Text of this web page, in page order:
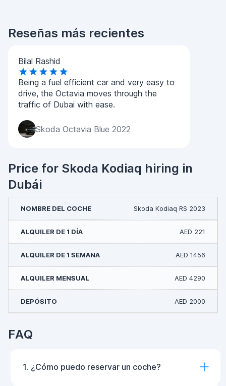
Reseñas más recientes
Bilal Rashid
Being a fuel efficient car and very easy to
drive, the Octavia moves through the
traffic of Dubai with ease.
Skoda Octavia Blue 2022
Price for Skoda Kodiaq hiring in
Dubái
Skoda Kodiaq RS 2023
AED 221
AED 1456
AED 4290
AED 2000
FAQ
1. ¿Cómo puedo reservar un coche?